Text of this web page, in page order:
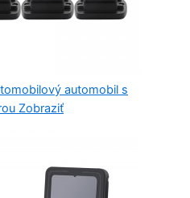
automobil s
Zobraziť